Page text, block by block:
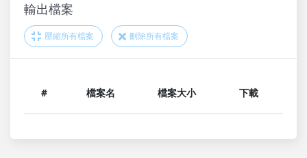
輸出檔案
壓縮所有檔案 刪除所有檔案
# 檔案名 檔案大小 下載